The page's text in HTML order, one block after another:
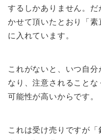
するしかありません。
かせて頂いたとおり「
に入れています。
これがないと、いつ自
なり、注意されること
可能性が高いからです。
これは受け売りですが「